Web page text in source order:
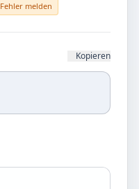
Fehler melden
Kopieren